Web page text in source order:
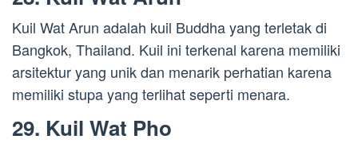
Kuil Wat Arun adalah kuil Buddha yang terletak di
Bangkok, Thailand. Kuil ini terkenal karena memiliki
arsitektur yang unik dan menarik perhatian karena
memiliki stupa yang terlihat seperti menara.
29. Kuil Wat Pho